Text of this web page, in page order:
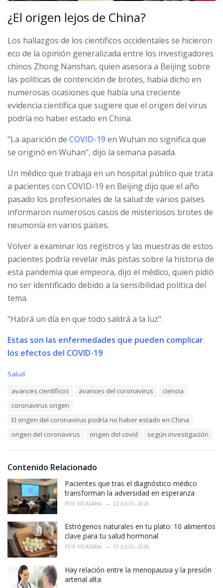
¿El origen lejos de China?
Los hallazgos de los científicos occidentales se hicieron
eco de la opinión generalizada entre los investigadores
chinos Zhong Nanshan, quien asesora a Beijing sobre
las políticas de contención de brotes, había dicho en
numerosas ocasiones que había una creciente
evidencia científica que sugiere que el origen del virus
podría no haber estado en China.
"La aparición de COVID-19 en Wuhan no significa que
se originó en Wuhan", dijo la semana pasada.
Un médico que trabaja en un hospital público que trata
a pacientes con COVID-19 en Beijing dijo que el año
pasado los profesionales de la salud de varios países
informaron numerosos casos de misteriosos brotes de
neumonía en varios países.
Volver a examinar los registros y las muestras de estos
pacientes podría revelar más pistas sobre la historia de
esta pandemia que empeora, dijo el médico, quien pidió
no ser identificado debido a la sensibilidad política del
tema.
"Habrá un día en que todo saldrá a la luz".
Estas son las enfermedades que pueden complicar
los efectos del COVID-19
C
:
Salud
avances científicos avances del coronavirus
ciencia
coronavirus origen
El origen del coronavirus podría no haber estado en China
origen del coronavirus
origen del covid según investigación
Contenido Relacionado
Pacientes que tras el diagnóstico médico
transforman la adversidad en esperanza
POR VIDASANA 22 JULIO, 2026
Estrógenos naturales en tu plato: 10 alimentos
clave para tu salud hormonal
POR VIDASANA 31 JULIO, 2026
Hay relación entre la menopausia y la presión
arterial alta